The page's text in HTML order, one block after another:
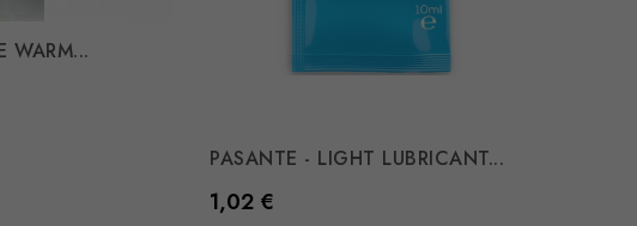
WARM...
PASANTE - LIGHT LUBRICANT...
Preço
1,02 €